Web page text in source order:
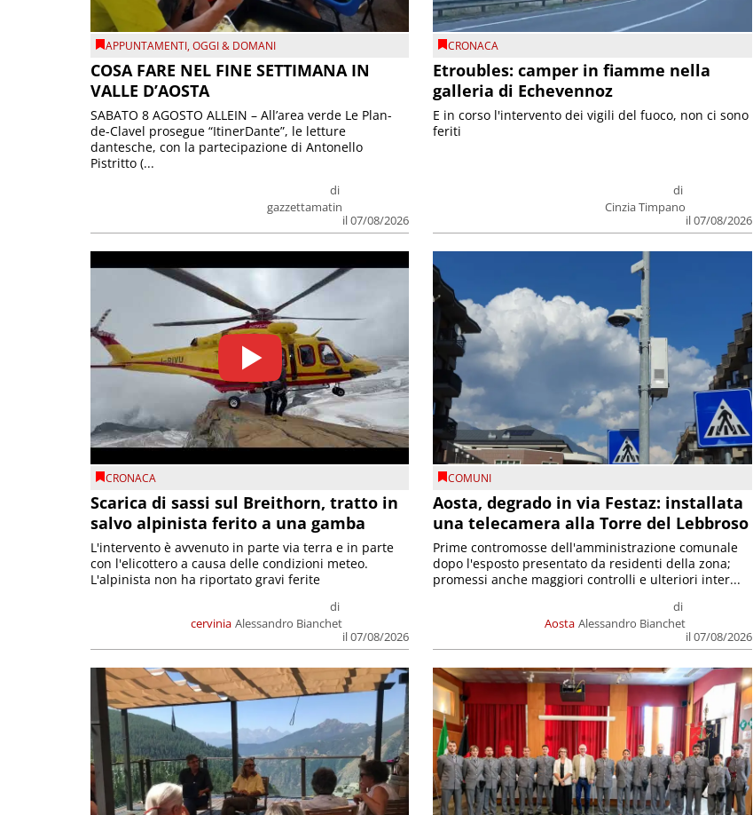
APPUNTAMENTI,OGGI & DOMANI
COSA FARE NEL FINE SETTIMANA IN
VALLE D’AOSTA
di
gazzettamatin
il 07/08/2026
SABATO 8 AGOSTO ALLEIN – All’area verde Le Plan-
de-Clavel prosegue “ItinerDante”, le letture
dantesche, con la partecipazione di Antonello
Pistritto (...
CRONACA
Etroubles: camper in fiamme nella
galleria di Echevennoz
di
Cinzia Timpano
il 07/08/2026
E in corso l'intervento dei vigili del fuoco, non ci sono
feriti
CRONACA
Scarica di sassi sul Breithorn, tratto in
salvo alpinista ferito a una gamba
cervinia
di
Alessandro Bianchet
il 07/08/2026
L'intervento è avvenuto in parte via terra e in parte
con l'elicottero a causa delle condizioni meteo.
L'alpinista non ha riportato gravi ferite
COMUNI
Aosta, degrado in via Festaz: installata
una telecamera alla Torre del Lebbroso
Aosta
di
Alessandro Bianchet
il 07/08/2026
Prime contromosse dell'amministrazione comunale
dopo l'esposto presentato da residenti della zona;
promessi anche maggiori controlli e ulteriori inter...